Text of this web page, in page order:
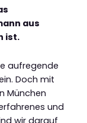
aus
ist.
aufregende
Doch mit
München
und